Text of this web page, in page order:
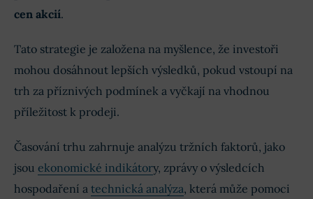
cen akcií.
Tato strategie je založena na myšlence, že investoři
mohou dosáhnout lepších výsledků, pokud vstoupí na
trh za příznivých podmínek a vyčkají na vhodnou
příležitost k prodeji.
Časování trhu zahrnuje analýzu tržních faktorů, jako
jsou ekonomické indikátory, zprávy o výsledcích
hospodaření a technická analýza, která může pomoci